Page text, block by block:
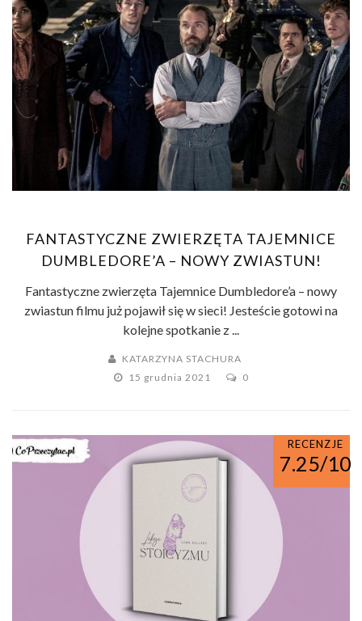
FANTASTYCZNE ZWIERZĘTA TAJEMNICE
DUMBLEDORE’A – NOWY ZWIASTUN!
Fantastyczne zwierzęta Tajemnice Dumbledore’a – nowy
zwiastun filmu już pojawił się w sieci! Jesteście gotowi na
kolejne spotkanie z ...
KATARZYNA STACHURA
15 grudnia 2021
0
RECENZJE
7.25/10